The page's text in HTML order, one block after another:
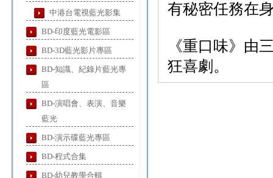
中港台電視藍光影集
BD-印度藍光電影區
BD-3D藍光影片專區
BD-知識、紀錄片藍光專
區
BD-演唱會、表演、音樂
藍光
BD-演示碟藍光專區
BD-程式合集
BD-幼兒教學合輯
有秘密任務在
《重口味》由
狂喜劇。